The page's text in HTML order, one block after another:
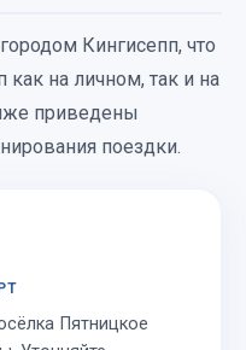
Кингисепп, что
как на личном, так и на
приведены
поездки.
Пятницкое